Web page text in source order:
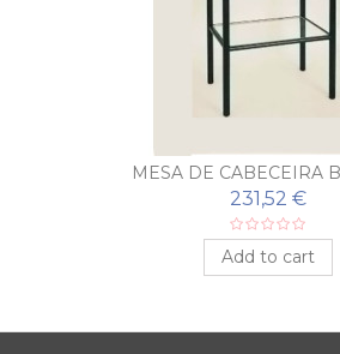
MESA DE CABECEIRA
231,52 €
Add to cart